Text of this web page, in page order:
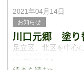
2021年04月14日
お知らせ
川口元郷 塗り
足立区、北区を中心